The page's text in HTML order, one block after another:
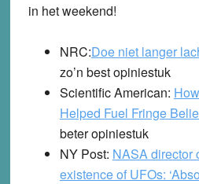
in het weekend!
NRC:Doe niet langer
zo’n best opiniestuk
Scientific American:
Helped Fuel Fringe
beter opiniestuk
NY Post: NASA director
existence of UFOs: